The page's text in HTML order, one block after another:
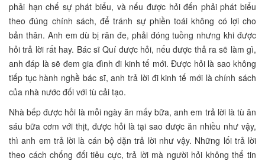
phải hạn chế sự phát biểu, và nếu được hỏi đến phải phát biểu
theo đúng chính sách, để tránh sự phiền toái không có lợi cho
bản thân. Anh em dù bị răn đe, phải đóng tuồng nhưng khi được
hỏi trả lời rất hay. Bác sĩ Quí được hỏi, nếu được thả ra sẽ làm gì,
anh đáp là sẽ đem gia đình đi kinh tế mới. Được hỏi là sao không
tiếp tục hành nghề bác sĩ, anh trả lời đi kinh tế mới là chính sách
của nhà nước đối với tù cải tạo.
Nhà bếp được hỏi là mỗi ngày ăn mấy bữa, anh em trả lời là tù ăn
sáu bữa cơm với thịt, được hỏi là tại sao được ăn nhiều như vậy,
thì anh em trả lời là cán bộ dặn trả lời như vậy. Những lối trả lời
theo cách chống đối tiêu cực, trả lời mà người hỏi không thể tin